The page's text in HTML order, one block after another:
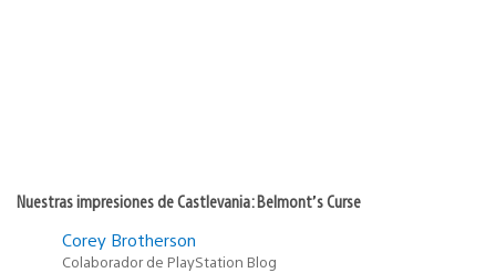
Nuestras impresiones de Castlevania: Belmont’s Curse
Corey Brotherson
Colaborador de PlayStation Blog